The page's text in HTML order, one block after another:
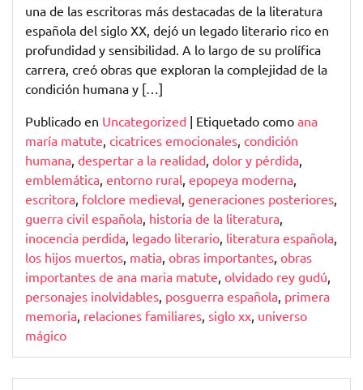
una de las escritoras más destacadas de la literatura
española del siglo XX, dejó un legado literario rico en
profundidad y sensibilidad. A lo largo de su prolífica
carrera, creó obras que exploran la complejidad de la
condición humana y […]
Publicado en Uncategorized | Etiquetado como ana
maría matute, cicatrices emocionales, condición
humana, despertar a la realidad, dolor y pérdida,
emblemática, entorno rural, epopeya moderna,
escritora, folclore medieval, generaciones posteriores,
guerra civil española, historia de la literatura,
inocencia perdida, legado literario, literatura española,
los hijos muertos, matia, obras importantes, obras
importantes de ana maria matute, olvidado rey gudú,
personajes inolvidables, posguerra española, primera
memoria, relaciones familiares, siglo xx, universo
mágico